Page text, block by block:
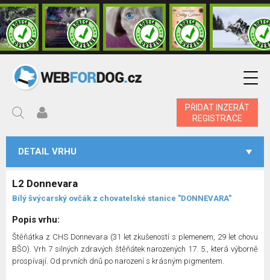
PŘIDAT INZERÁT
REGISTRACE
DETAIL VRHU
L2 Donnevara
Bílý švýcarský ovčák z chovatelské stanice "DONNEVARA"
Popis vrhu:
Štěňátka z CHS Donnevara (31 let zkušeností s plemenem, 29 let chovu
BŠO). Vrh 7 silných zdravých štěňátek narozených 17. 5., která výborně
prospívají. Od prvních dnů po narození s krásným pigmentem.